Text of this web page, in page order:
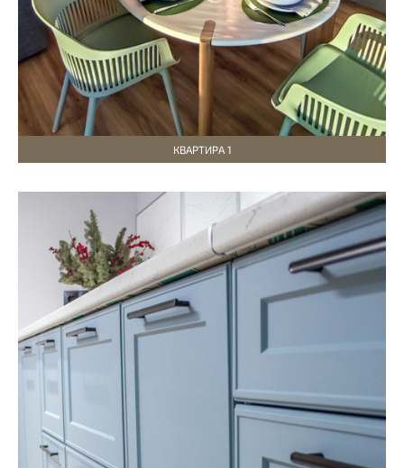
КВАРТИРА 1